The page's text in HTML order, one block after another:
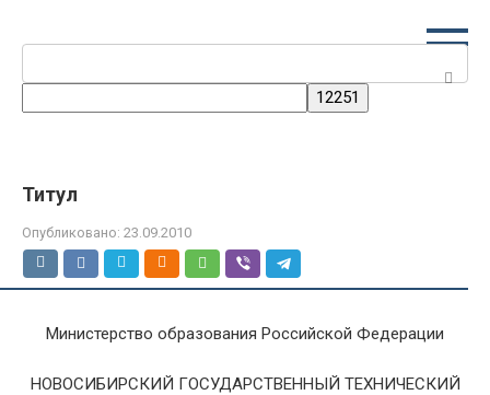
Титул
Опубликовано: 23.09.2010
Министерство образования Российской Федерации
НОВОСИБИРСКИЙ ГОСУДАРСТВЕННЫЙ ТЕХНИЧЕСКИЙ